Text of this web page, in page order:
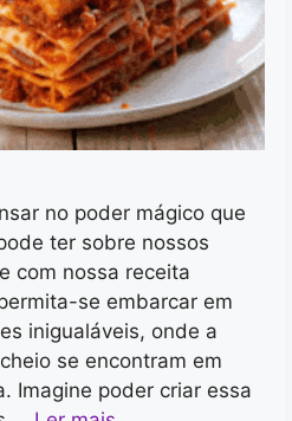
no poder mágico que
ter sobre nossos
com nossa receita
se embarcar em
inigualáveis, onde a
se encontram em
Imagine poder criar essa